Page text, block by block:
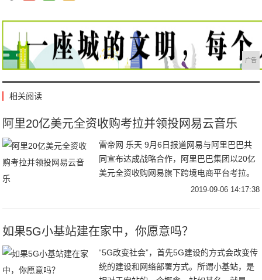
广告
相关阅读
阿里20亿美元全资收购考拉并领投网易云音乐
雷帝网 乐天 9月6日报道网易与阿里巴巴共
同宣布达成战略合作，阿里巴巴集团以20亿
美元全资收购网易旗下跨境电商平台考拉。
同时，阿里巴巴作为领投方参与了网易云音
2019-09-06 14:17:38
如果5G小基站建在家中，你愿意吗？
“5G改变社会”，首先5G建设的方式会改变传
统的建设和网络部署方式。所谓小基站，是